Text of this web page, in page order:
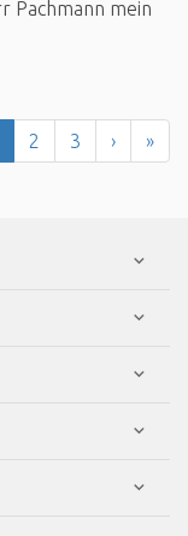
Pachmann mein
2 3 › »